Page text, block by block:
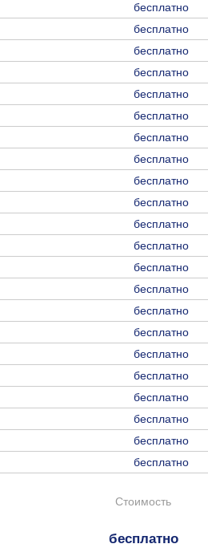
бесплатно
бесплатно
бесплатно
бесплатно
бесплатно
бесплатно
бесплатно
бесплатно
бесплатно
бесплатно
бесплатно
бесплатно
бесплатно
бесплатно
бесплатно
бесплатно
бесплатно
бесплатно
бесплатно
бесплатно
бесплатно
бесплатно
Стоимость
бесплатно